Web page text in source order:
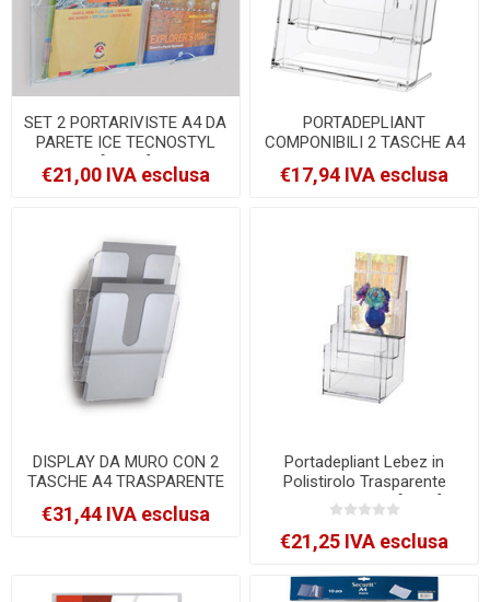
SET 2 PORTARIVISTE A4 DA
PARETE ICE TECNOSTYL
[IC001]
€21,00 IVA esclusa
PORTADEPLIANT
COMPONIBILI 2 TASCHE A4
DA BANCO E PARETE
ART.5027 [5027]
€17,94 IVA esclusa
DISPLAY DA MURO CON 2
TASCHE A4 TRASPARENTE
FLEXIPLUS DURABLE
[1709008400]
€31,44 IVA esclusa
Portadepliant Lebez in
Polistirolo Trasparente
16.5x24x14 cm [5023]
€21,25 IVA esclusa